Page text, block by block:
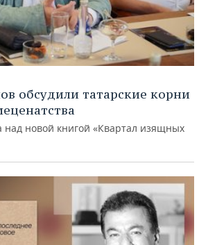
обсудили татарские корни
новой книгой «Квартал изящных